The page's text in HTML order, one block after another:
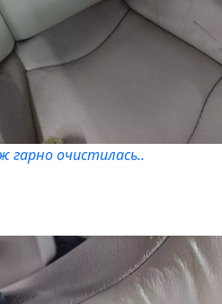
гарно очистилась..